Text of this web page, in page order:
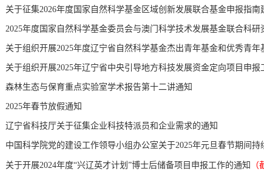
关于征集2026年度国家自然科学基金区域创新发展联合基金申报指南
2025年度国家自然科学基金委员会与澳门科学技术发展基金联合科
关于组织开展2025年度辽宁省自然科学基金杰出青年基金和优秀青
关于组织开展2025年辽宁省中央引导地方科技发展资金定向项目申报
森林生态与保育重点实验室学术报告第十二讲通知
2025年春节放假通知
辽宁省科技厅关于征集企业科技特派员和企业需求的通知
中国科学院党的建设工作领导小组办公室关于2025年元旦春节期间
关于开展2024年度“兴辽英才计划”博士后储备项目申报工作的通知